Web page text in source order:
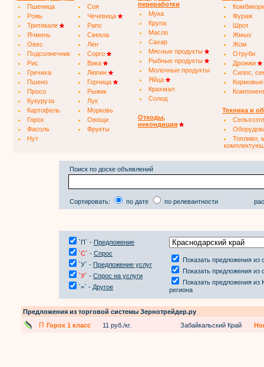
Пшеница
Соя
Рожь
Чечевица
Тритикале
Рапс
Ячмень
Свекла
Овес
Лен
Подсолнечник
Сорго
Рис
Вика
Гречиха
Люпин
Пшено
Горчица
Просо
Рыжик
Кукуруза
Лук
Картофель
Морковь
Горох
Овощи
Фасоль
Фрукты
Нут
переработки
Мука
Крупа
Масло
Сахар
Мясные продукты
Рыбные продукты
Молочные продукты
Яйца
Крахмал
Солод
Отходы,
некондиция
Фураж
Шрот
Жмых
Жом
Отруби
Дрожжи
Силос,
Техника и
Топливо,
Поиск по доске объявлений
Сортировать: по дате по релевантности
`П` - Предложение
`С` - Спрос
`У` - Предложение услуг
`У` - Спрос на услуги
`=` - Другое
Показать предложения из
Показать предложения из
Показать предложения
региона
Предложения из торговой системы Зернотрейдер.ру
П Горох 1 класс 11 руб./кг. Забайкальский Край